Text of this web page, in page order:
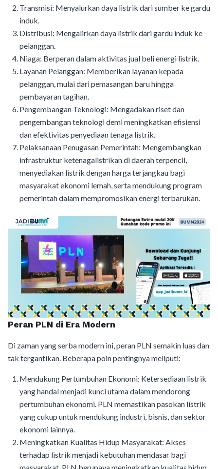
Transmisi: Menyalurkan daya listrik dari sumber ke gardu
induk.
Distribusi: Mengalirkan daya listrik dari gardu induk ke
pelanggan.
Niaga: Berperan dalam aktivitas jual beli energi listrik.
Layanan Pelanggan: Memberikan layanan kepada
pelanggan, mulai dari pemasangan baru hingga
pembayaran tagihan.
Pengembangan Teknologi: Mengadakan riset dan
pengembangan teknologi demi meningkatkan efisiensi
dan efektivitas penyediaan tenaga listrik.
Pelaksanaan Penugasan Pemerintah: Mengembangkan
infrastruktur ketenagalistrikan di daerah terpencil,
menyediakan listrik dengan harga terjangkau bagi
masyarakat ekonomi lemah, serta mendukung program
pemerintah dalam mempromosikan energi terbarukan.
Peran PLN di Era Modern
Di zaman yang serba modern ini, peran PLN semakin luas dan
tak tergantikan. Beberapa poin pentingnya meliputi:
Mendukung Pertumbuhan Ekonomi: Ketersediaan listrik
yang handal menjadi kunci utama dalam mendorong
pertumbuhan ekonomi. PLN memastikan pasokan listrik
yang cukup untuk mendukung industri, bisnis, dan sektor
ekonomi lainnya.
Meningkatkan Kualitas Hidup Masyarakat: Akses
terhadap listrik menjadi kebutuhan mendasar bagi